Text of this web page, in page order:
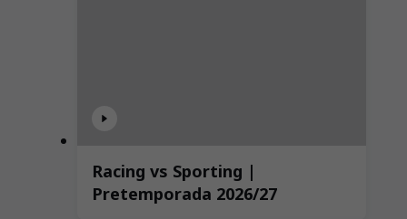
Racing vs Sporting |
Pretemporada 2026/27